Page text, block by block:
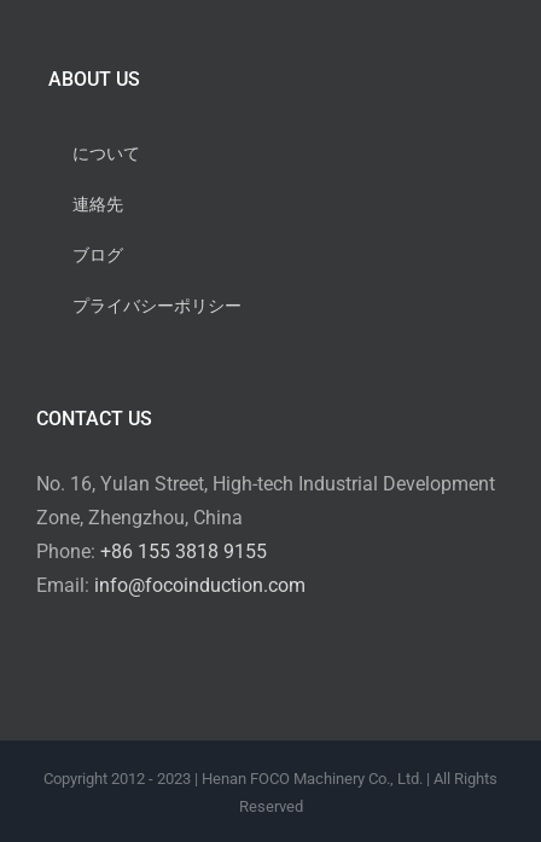
ABOUT US
について
連絡先
ブログ
プライバシーポリシー
CONTACT US
No. 16, Yulan Street, High-tech Industrial Development
Zone, Zhengzhou, China
Phone: +86 155 3818 9155
Email: info@focoinduction.com
Copyright 2012 - 2023 | Henan FOCO Machinery Co., Ltd. | All Rights
Reserved